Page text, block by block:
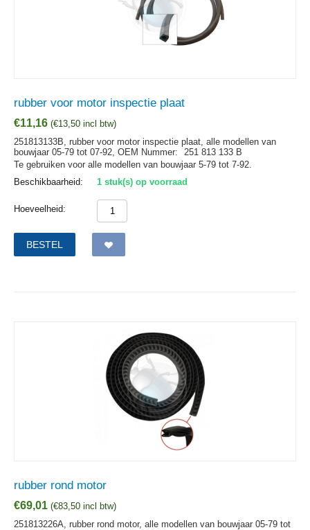
rubber voor motor inspectie plaat
€11,16 (€13,50 incl btw)
251813133B, rubber voor motor inspectie plaat, alle modellen van
bouwjaar 05-79 tot 07-92, OEM Nummer:
251 813 133 B
Te gebruiken voor alle modellen van bouwjaar 5-79 tot 7-92.
Beschikbaarheid:
1 stuk(s) op voorraad
Hoeveelheid:
BESTEL
rubber rond motor
€69,01 (€83,50 incl btw)
251813226A, rubber rond motor, alle modellen van bouwjaar 05-79 tot